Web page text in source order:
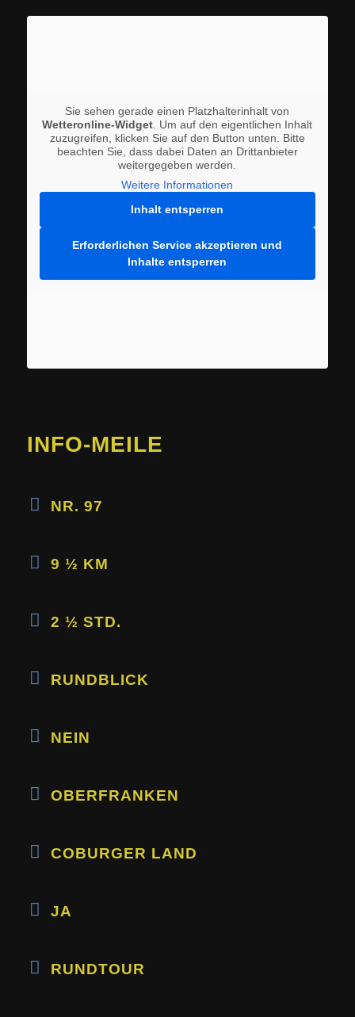
Sie sehen gerade einen Platzhalterinhalt von
Wetteronline-Widget . Um auf den eigentlichen Inhalt
zuzugreifen, klicken Sie auf den Button unten. Bitte
beachten Sie, dass dabei Daten an Drittanbieter
weitergegeben werden.
Weitere Informationen
Inhalt entsperren
Erforderlichen Service akzeptieren und
Inhalte entsperren
INFO-MEILE
NR. 97
9 ½ KM
2 ½ STD.
RUNDBLICK
NEIN
OBERFRANKEN
COBURGER LAND
JA
RUNDTOUR